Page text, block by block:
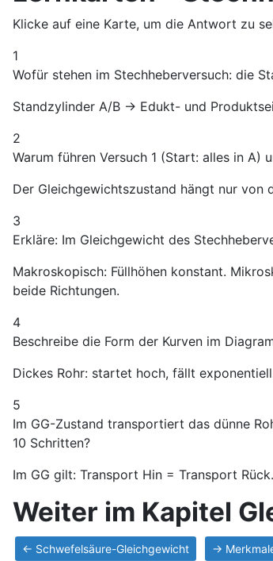
Klicke auf eine Karte, um die Antwort zu
1
Wofür stehen im Stechheberversuch: die
Standzylinder A/B → Edukt- und
2
Warum führen Versuch 1 (Start: alles in A)
Der Gleichgewichtszustand hängt nur von
3
Erkläre: Im Gleichgewicht des
Makroskopisch: Füllhöhen konstant.
beide Richtungen.
4
Beschreibe die Form der Kurven im
Dickes Rohr: startet hoch, fällt
5
Im GG-Zustand transportiert das dünne
10 Schritten?
Im GG gilt: Transport Hin = Transport
Weiter im Kapitel
← Schwefelsäure-Gleichgewicht →